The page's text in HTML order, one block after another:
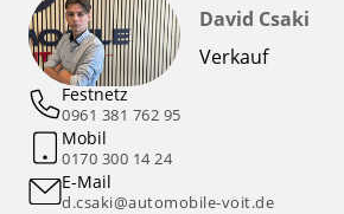
David Csaki
Verkauf
Festnetz
0961 381 762 95
Mobil
0170 300 14 24
E-Mail
d.csaki@automobile-voit.de